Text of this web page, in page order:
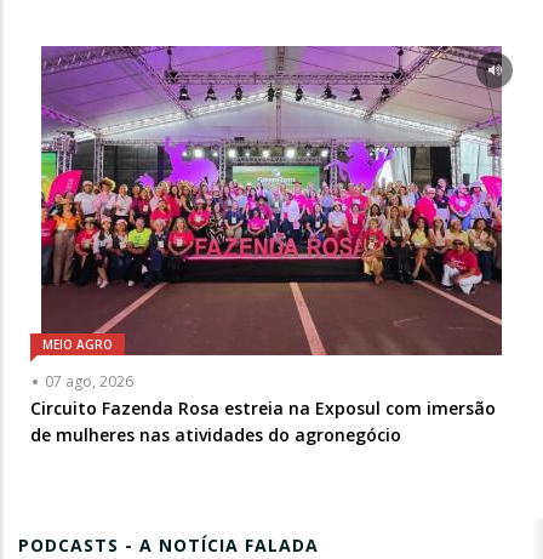
MEIO AGRO
07 ago, 2026
Circuito Fazenda Rosa estreia na Exposul com imersão
de mulheres nas atividades do agronegócio
PODCASTS - A NOTÍCIA FALADA